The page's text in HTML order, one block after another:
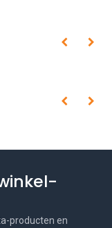
producten en